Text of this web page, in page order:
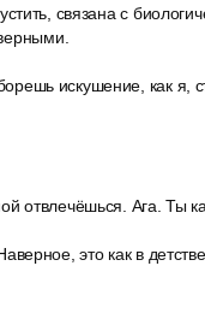
связана с
искушение, как я,
отвлечёшься. Ага. Ты
это как в